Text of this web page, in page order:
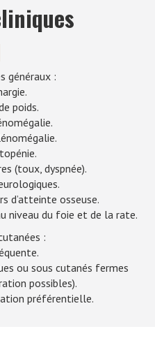
généraux :
poids.
(toux, dyspnée).
d’atteinte osseuse.
niveau du foie et de la rate.
:
ou sous cutanés fermes
possibles).
préférentielle.